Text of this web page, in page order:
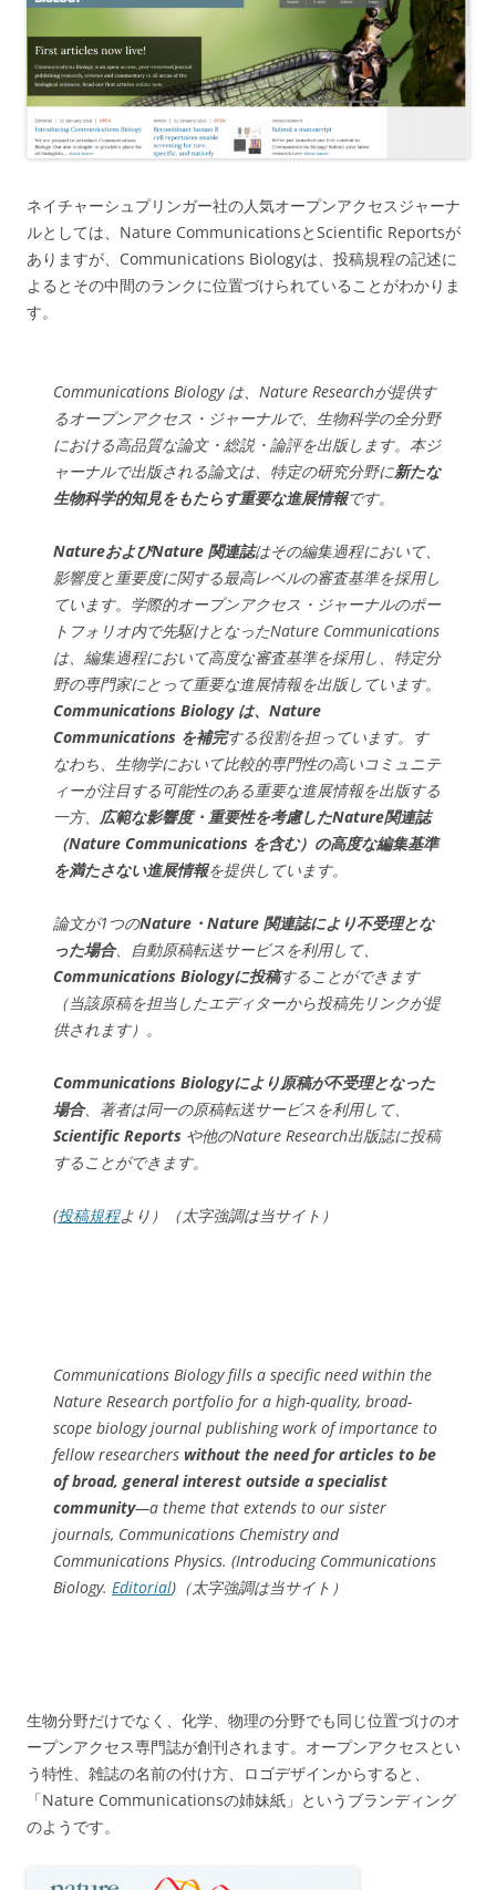
ネイチャーシュプリンガー社の人気オープンアクセスジャーナ
ルとしては、Nature CommunicationsとScientific Reportsが
ありますが、Communications Biologyは、投稿規程の記述に
よるとその中間のランクに位置づけられていることがわかりま
す。
Communications Biology は、Nature Researchが提供す
るオープンアクセス・ジャーナルで、生物科学の全分野
における高品質な論文・総説・論評を出版します。本ジ
ャーナルで出版される論文は、特定の研究分野に新たな
生物科学的知見をもたらす重要な進展情報です。
NatureおよびNature 関連誌はその編集過程において、
影響度と重要度に関する最高レベルの審査基準を採用し
ています。学際的オープンアクセス・ジャーナルのポー
トフォリオ内で先駆けとなったNature Communications
は、編集過程において高度な審査基準を採用し、特定分
野の専門家にとって重要な進展情報を出版しています。
Communications Biology は、Nature
Communications を補完する役割を担っています。す
なわち、生物学において比較的専門性の高いコミュニテ
ィーが注目する可能性のある重要な進展情報を出版する
一方、 広範な影響度・重要性を考慮したNature関連誌
（Nature Communications を含む）の高度な編集基準
を満たさない進展情報を提供しています。
論文が1つのNature・Nature 関連誌により不受理とな
った場合、自動原稿転送サービスを利用して、
Communications Biologyに投稿することができます
（当該原稿を担当したエディターから投稿先リンクが提
供されます）。
Communications Biologyにより原稿が不受理となった
場合、著者は同一の原稿転送サービスを利用して、
Scientific Reports や他のNature Research出版誌に投稿
することができます。
(投稿規程より）（太字強調は当サイト）
Communications Biology fills a specific need within the
Nature Research portfolio for a high-quality, broad-
scope biology journal publishing work of importance to
fellow researchers without the need for articles to be
of broad, general interest outside a specialist
community—a theme that extends to our sister
journals, Communications Chemistry and
Communications Physics. (Introducing Communications
Biology. Editorial)（太字強調は当サイト）
生物分野だけでなく、化学、物理の分野でも同じ位置づけのオ
ープンアクセス専門誌が創刊されます。オープンアクセスとい
う特性、雑誌の名前の付け方、ロゴデザインからすると、
「Nature Communicationsの姉妹紙」というブランディング
のようです。